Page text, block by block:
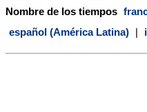
Nombre de los tiempos
español (América Latina) |